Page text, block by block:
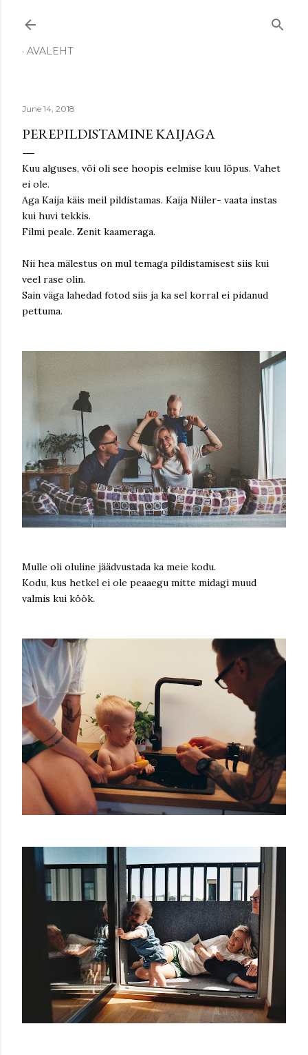
AVALEHT
June 14, 2018
PEREPILDISTAMINE KAIJAGA
Kuu alguses, või oli see hoopis eelmise kuu lõpus. Vahet
ei ole.
Aga Kaija käis meil pildistamas. Kaija Niiler- vaata instas
kui huvi tekkis.
Filmi peale. Zenit kaameraga.
Nii hea mälestus on mul temaga pildistamisest siis kui
veel rase olin.
Sain väga lahedad fotod siis ja ka sel korral ei pidanud
pettuma.
Mulle oli oluline jäädvustada ka meie kodu.
Kodu, kus hetkel ei ole peaaegu mitte midagi muud
valmis kui köök.